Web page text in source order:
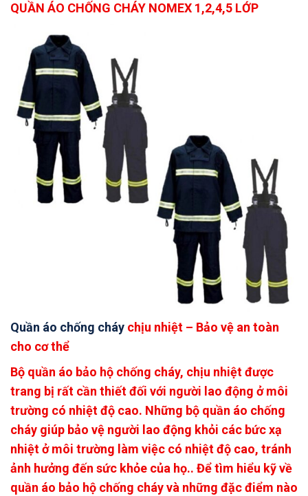
QUẦN ÁO CHỐNG CHÁY NOMEX 1,2,4,5 LỚP
Quần áo chống cháy chịu nhiệt – Bảo vệ an toàn
cho cơ thể
Bộ quần áo bảo hộ chống cháy, chịu nhiệt được
trang bị rất cần thiết đối với người lao động ở môi
trường có nhiệt độ cao. Những bộ quần áo chống
cháy giúp bảo vệ người lao động khỏi các bức xạ
nhiệt ở môi trường làm việc có nhiệt độ cao, tránh
ảnh hưởng đến sức khỏe của họ.. Để tìm hiểu kỹ về
quần áo bảo hộ chống cháy và những đặc điểm nào